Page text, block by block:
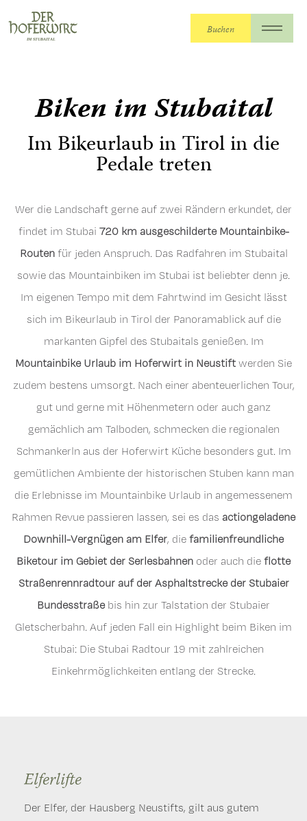
Buchen
Biken im Stubaital
Im Bikeurlaub in Tirol in die
Pedale treten
Wer die Landschaft gerne auf zwei Rändern erkundet, der
findet im Stubai 720 km ausgeschilderte Mountainbike-
Routenfür jeden Anspruch. Das Radfahren im Stubaital
sowie das Mountainbiken im Stubai ist beliebter denn je.
Im eigenen Tempo mit dem Fahrtwind im Gesicht lässt
sich im Bikeurlaub in Tirol der Panoramablick auf die
markanten Gipfel des Stubaitals genießen. Im
Mountainbike Urlaub im Hoferwirt in Neustift werden Sie
zudem bestens umsorgt. Nach einer abenteuerlichen Tour,
gut und gerne mit Höhenmetern oder auch ganz
gemächlich am Talboden, schmecken die regionalen
Schmankerln aus der Hoferwirt Küche besonders gut. Im
gemütlichen Ambiente der historischen Stuben kann man
die Erlebnisse im Mountainbike Urlaub in angemessenem
Rahmen Revue passieren lassen, sei es das actiongeladene
Downhill-Vergnügen am Elfer, die familienfreundliche
Biketour im Gebiet der Serlesbahnen oder auch die flotte
Straßenrennradtour auf der Asphaltstrecke der Stubaier
Bundesstraßebis hin zur Talstation der Stubaier
Gletscherbahn. Auf jeden Fall ein Highlight beim Biken im
Stubai: Die Stubai Radtour 19 mit zahlreichen
Einkehrmöglichkeiten entlang der Strecke.
Elferlifte
Der Elfer, der Hausberg Neustifts, gilt aus gutem
Serlesbahnen
Eine Tour im Gebiet der Serlesbahnen in Mieders darf
Stubai Radtour 19
Egal ob man mit dem Rennrad, dem klassischen